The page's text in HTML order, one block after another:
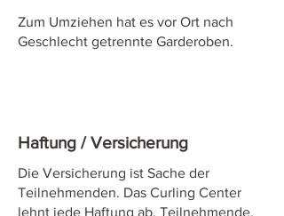
Zum Umziehen hat es vor Ort nach
Geschlecht getrennte Garderoben.
Haftung / Versicherung
Die Versicherung ist Sache der
Teilnehmenden. Das Curling Center
lehnt jede Haftung ab. Teilnehmende,